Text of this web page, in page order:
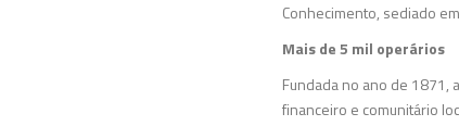
Conhecimento, sediado
Mais de 5 mil operários
Fundada no ano de 1871,
financeiro e comunitário